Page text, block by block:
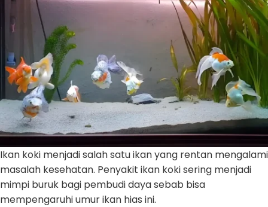
Ikan koki menjadi salah satu ikan yang rentan mengalami
masalah kesehatan. Penyakit ikan koki sering menjadi
mimpi buruk bagi pembudi daya sebab bisa
mempengaruhi umur ikan hias ini.